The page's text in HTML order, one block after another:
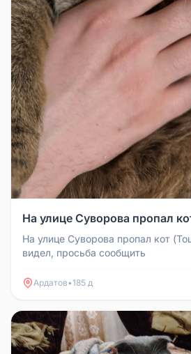
На улице Суворова пропал
На улице Суворова пропал кот
видел, просьба сообщить
Ардатов•185 д